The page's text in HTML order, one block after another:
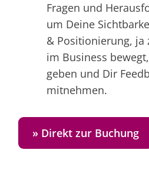
Fragen und
um Deine
& Positionierung, ja
im Business
geben und Dir
mitnehmen.
» Direkt zur Buchung